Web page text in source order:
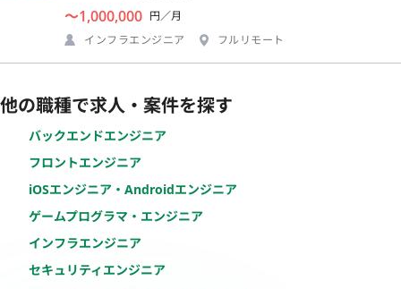
〜1,000,000 円／月
インフラエンジニア
フルリモート
他の職種で求人・案件を探す
バックエンドエンジニア
フロントエンジニア
iOSエンジニア・Androidエンジニア
ゲームプログラマ・エンジニア
インフラエンジニア
セキュリティエンジニア